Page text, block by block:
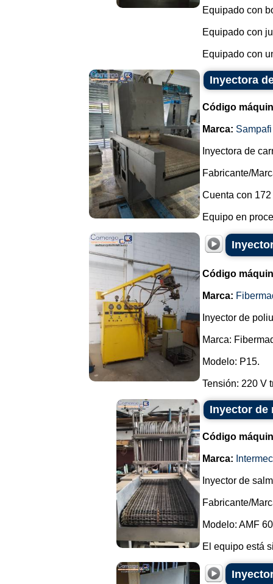
Equipado con
Equipado con
Equipado con
Inyectora
Código
Marca: Sampafi
Inyectora de
Fabricante/
Cuenta con
Equipo en
Código
Marca:
Inyector de
Marca:
Modelo: P15.
Tensión: 220 V
Inyector de
Código
Marca: Intermec
Inyector de
Fabricante/
Modelo: AMF
El equipo está